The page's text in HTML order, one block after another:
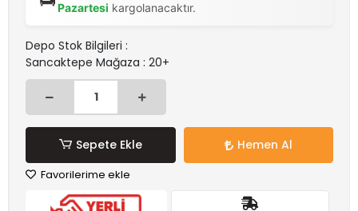
Pazartesi kargolanacaktır.
Depo Stok Bilgileri :
Sancaktepe Mağaza : 20+
Sepete Ekle Hemen Al
Favorilerime ekle